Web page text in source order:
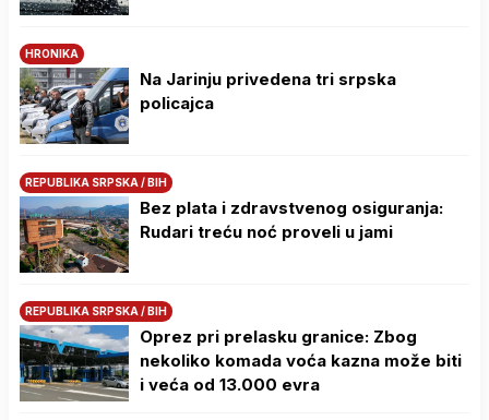
HRONIKA
Na Јarinju privedena tri srpska
policajca
REPUBLIKA SRPSKA / BIH
Bez plata i zdravstvenog osiguranja:
Rudari treću noć proveli u jami
REPUBLIKA SRPSKA / BIH
Oprez pri prelasku granice: Zbog
nekoliko komada voća kazna može biti
i veća od 13.000 evra